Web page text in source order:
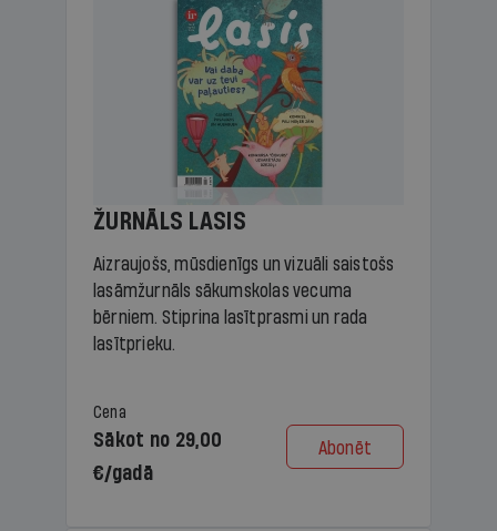
ŽURNĀLS LASIS
Aizraujošs, mūsdienīgs un vizuāli saistošs
lasāmžurnāls sākumskolas vecuma
bērniem. Stiprina lasītprasmi un rada
lasītprieku.
Cena
Sākot no 29,00
€/gadā
Abonēt